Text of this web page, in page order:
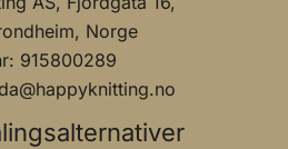
Norge
915800289